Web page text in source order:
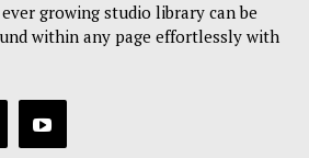
growing studio library can be
within any page effortlessly with